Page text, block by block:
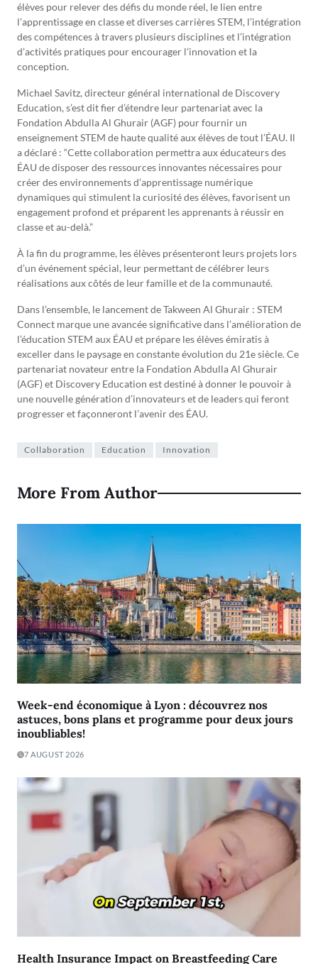
élèves pour relever des défis du monde réel, le lien entre
l’apprentissage en classe et diverses carrières STEM, l’intégration
des compétences à travers plusieurs disciplines et l’intégration
d’activités pratiques pour encourager l’innovation et la
conception.
Michael Savitz, directeur général international de Discovery
Education, s’est dit fier d’étendre leur partenariat avec la
Fondation Abdulla Al Ghurair (AGF) pour fournir un
enseignement STEM de haute qualité aux élèves de tout l’ÉAU. Il
a déclaré : “Cette collaboration permettra aux éducateurs des
ÉAU de disposer des ressources innovantes nécessaires pour
créer des environnements d’apprentissage numérique
dynamiques qui stimulent la curiosité des élèves, favorisent un
engagement profond et préparent les apprenants à réussir en
classe et au-delà.”
À la fin du programme, les élèves présenteront leurs projets lors
d’un événement spécial, leur permettant de célébrer leurs
réalisations aux côtés de leur famille et de la communauté.
Dans l’ensemble, le lancement de Takween Al Ghurair : STEM
Connect marque une avancée significative dans l’amélioration de
l’éducation STEM aux ÉAU et prépare les élèves émiratis à
exceller dans le paysage en constante évolution du 21e siècle. Ce
partenariat novateur entre la Fondation Abdulla Al Ghurair
(AGF) et Discovery Education est destiné à donner le pouvoir à
une nouvelle génération d’innovateurs et de leaders qui feront
progresser et façonneront l’avenir des ÉAU.
Collaboration Education Innovation
More From Author
Week-end économique à Lyon : découvrez nos
astuces, bons plans et programme pour deux jours
inoubliables!
7 AUGUST 2026
Health Insurance Impact on Breastfeeding Care